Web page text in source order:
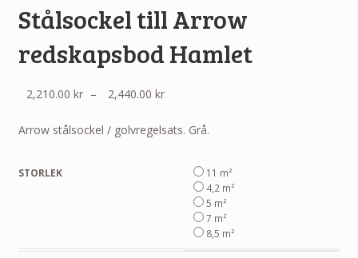
Stålsockel till Arrow
redskapsbod Hamlet
2,210.00 kr – 2,440.00 kr
till
Arrow stålsockel / golvregelsats. Grå.
STORLEK
11 m²
4,2 m²
5 m²
7 m²
8,5 m²